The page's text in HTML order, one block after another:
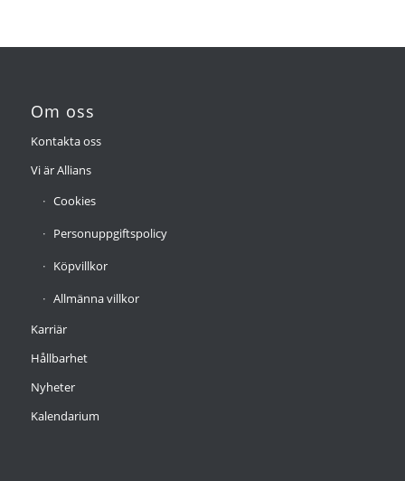
Om oss
Kontakta oss
Vi är Allians
Cookies
Personuppgiftspolicy
Köpvillkor
Allmänna villkor
Karriär
Hållbarhet
Nyheter
Kalendarium